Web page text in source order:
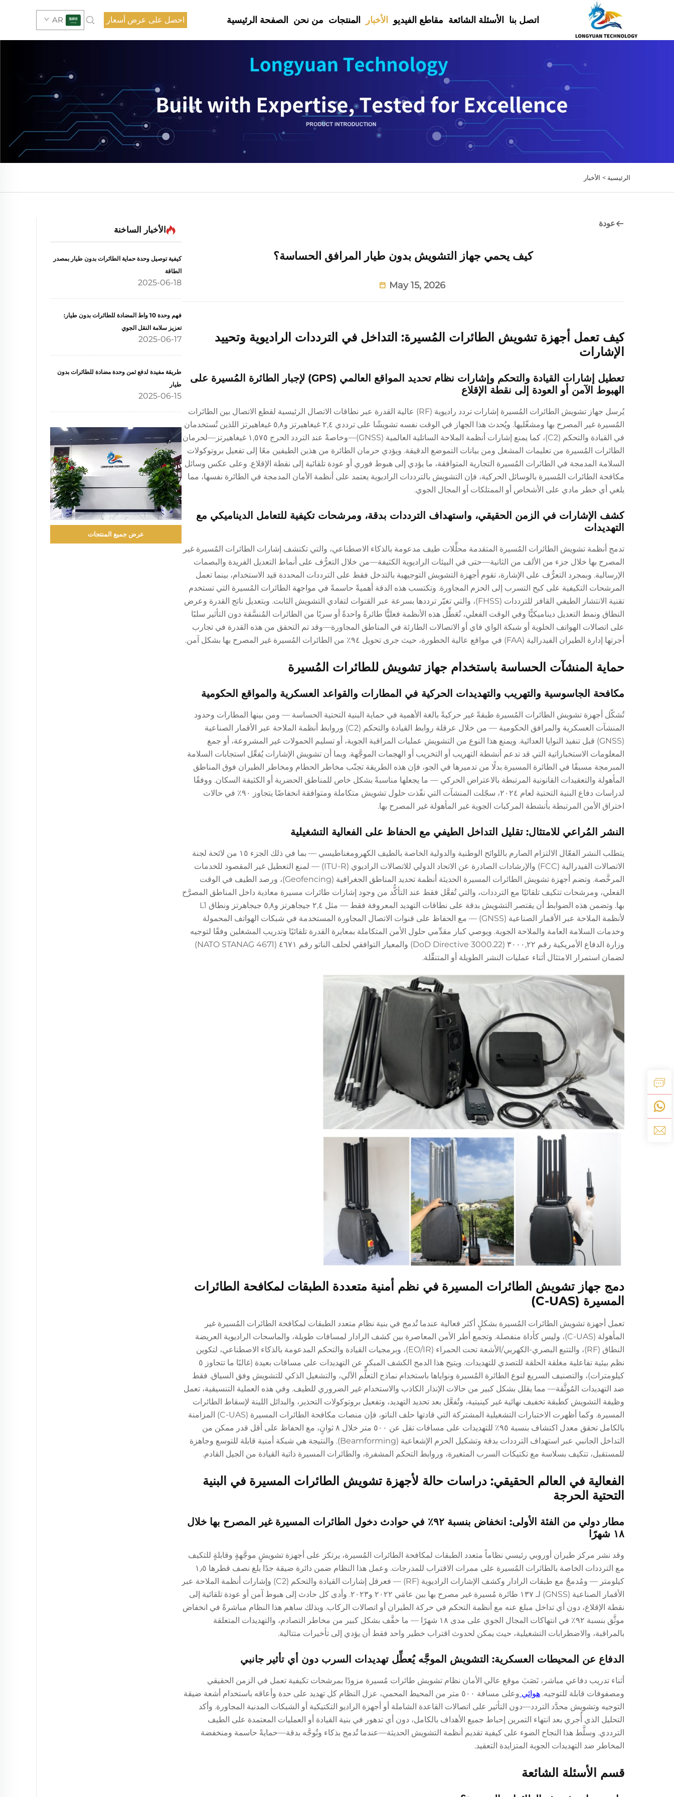
الصفحة الرئيسية من نحن المنتجات الأخبار مقاطع الفيديو الأسئلة الشائعة اتصل بنا احصل على عرض أسعار AR
الرئيسية > الأخبار
عودة
كيف يحمي جهاز التشويش بدون طيار المرافق الحساسة؟
May 15, 2026
كيف تعمل أجهزة تشويش الطائرات المُسيرة: التداخل في الترددات الراديوية وتحييد
الإشارات
تعطيل إشارات القيادة والتحكم وإشارات نظام تحديد المواقع العالمي (GPS) لإجبار الطائرة المُسيرة على
الهبوط الآمن أو العودة إلى نقطة الإقلاع
يُرسل جهاز تشويش الطائرات المُسيرة إشارات تردد راديوية (RF) عالية القدرة عبر نطاقات الاتصال الرئيسية لقطع الاتصال بين الطائرات
المُسيرة غير المصرح بها ومشغّليها. ويُحدث هذا الجهاز في الوقت نفسه تشويشًا على ترددي ٢,٤ غيغاهيرتز و٥,٨ غيغاهيرتز اللذين تُستخدمان
في القيادة والتحكم (C2)، كما يمنع إشارات أنظمة الملاحة الساتلية العالمية (GNSS)—وخاصةً عند التردد الحرج ١,٥٧٥ غيغاهيرتز—لحرمان
الطائرات المُسيرة من تعليمات المشغل ومن بيانات التموضع الدقيقة. ويؤدي حرمان الطائرة من هذين الطيفين معًا إلى تفعيل بروتوكولات
السلامة المدمجة في الطائرات المُسيرة التجارية المتوافقة، ما يؤدي إلى هبوط فوري أو عودة تلقائية إلى نقطة الإقلاع. وعلى عكس وسائل
مكافحة الطائرات المُسيرة بالوسائل الحركية، فإن التشويش بالترددات الراديوية يعتمد على أنظمة الأمان المدمجة في الطائرة نفسها، مما
يلغي أي خطر مادي على الأشخاص أو الممتلكات أو المجال الجوي.
كشف الإشارات في الزمن الحقيقي، واستهداف الترددات بدقة، ومرشحات تكيفية للتعامل الديناميكي مع
التهديدات
تدمج أنظمة تشويش الطائرات المُسيرة المتقدمة محلِّلات طيف مدعومة بالذكاء الاصطناعي، والتي تكتشف إشارات الطائرات المُسيرة غير
المصرح بها خلال جزء من الألف من الثانية—حتى في البيئات الراديوية الكثيفة—من خلال التعرُّف على أنماط التعديل الفريدة والبصمات
الإرسالية. وبمجرد التعرُّف على الإشارة، تقوم أجهزة التشويش التوجيهية بالتدخل فقط على الترددات المحددة قيد الاستخدام، بينما تعمل
المرشحات التكيفية على كبح التسرب إلى الحزم المجاورة. وتكتسب هذه الدقة أهميةً حاسمةً في مواجهة الطائرات المُسيرة التي تستخدم
تقنية الانتشار الطيفي القافز للترددات (FHSS)، والتي تغيّر ترددها بسرعة عبر القنوات لتفادي التشويش الثابت. وبتعديل ناتج القدرة وعرض
النطاق ونمط التعديل ديناميكيًّا وفي الوقت الفعلي، تُعَطِّل هذه الأنظمة فعليًّا طائرةً واحدةً أو سربًا من الطائرات المُنسَّقة دون التأثير سلبًا
على اتصالات الهواتف الخلوية أو شبكة الواي فاي أو الاتصالات الطارئة في المناطق المجاورة—وقد تم التحقق من هذه القدرة في تجارب
أجرتها إدارة الطيران الفيدرالية (FAA) في مواقع عالية الخطورة، حيث جرى تحويل ٩٤٪ من الطائرات المُسيرة غير المصرح بها بشكل آمن.
حماية المنشآت الحساسة باستخدام جهاز تشويش للطائرات المُسيرة
مكافحة الجاسوسية والتهريب والتهديدات الحركية في المطارات والقواعد العسكرية والمواقع الحكومية
تُشكّل أجهزة تشويش الطائرات المُسيرة طبقةً غير حركيةً بالغة الأهمية في حماية البنية التحتية الحساسة — ومن بينها المطارات وحدود
المنشآت العسكرية والمرافق الحكومية — من خلال عرقلة روابط القيادة والتحكم (C2) وروابط أنظمة الملاحة عبر الأقمار الصناعية
(GNSS) قبل تنفيذ النوايا العدائية. ويمنع هذا النوع من التشويش عمليات المراقبة الجوية، أو تسليم الحمولات غير المشروعة، أو جمع
المعلومات الاستخباراتية التي قد تدعم أنشطة التهريب أو التخريب أو الهجمات الموجَّهة. وبما أن تشويش الإشارات يُفعِّل استجابات السلامة
المبرمجة مسبقًا في الطائرة المسيرة بدلًا من تدميرها في الجو، فإن هذه الطريقة تجنّب مخاطر الحطام ومخاطر الطيران فوق المناطق
المأهولة والتعقيدات القانونية المرتبطة بالاعتراض الحركي — ما يجعلها مناسبةً بشكل خاص للمناطق الحضرية أو الكثيفة السكان. ووفقًا
لدراسات دفاع البنية التحتية لعام ٢٠٢٤، سجّلت المنشآت التي نفّذت حلول تشويش متكاملة ومتوافقة انخفاضًا يتجاوز ٩٠٪ في حالات
اختراق الأمن المرتبطة بأنشطة المركبات الجوية غير المأهولة غير المصرح بها.
النشر المُراعي للامتثال: تقليل التداخل الطيفي مع الحفاظ على الفعالية التشغيلية
يتطلب النشر الفعّال الالتزام الصارم باللوائح الوطنية والدولية الخاصة بالطيف الكهرومغناطيسي — بما في ذلك الجزء ١٥ من لائحة لجنة
الاتصالات الفيدرالية (FCC) والإرشادات الصادرة عن الاتحاد الدولي للاتصالات الراديوي (ITU-R) — لمنع التعطيل غير المقصود للخدمات
المرخَّصة. وتضم أجهزة تشويش الطائرات المسيرة الحديثة أنظمة تحديد المناطق الجغرافية (Geofencing)، ورصد الطيف في الوقت
الفعلي، ومرشحات تتكيف تلقائيًا مع الترددات، والتي تُفعَّل فقط عند التأكُّد من وجود إشارات طائرات مسيرة معادية داخل المناطق المصرَّح
بها. وتضمن هذه الضوابط أن يقتصر التشويش بدقة على نطاقات التهديد المعروفة فقط — مثل ٢,٤ جيجاهرتز و٥,٨ جيجاهرتز ونطاق L1
لأنظمة الملاحة عبر الأقمار الصناعية (GNSS) — مع الحفاظ على قنوات الاتصال المجاورة المستخدمة في شبكات الهواتف المحمولة
وخدمات السلامة العامة والملاحة الجوية. ويوصي كبار مقدِّمي حلول الأمن المتكاملة بمعايرة القدرة تلقائيًا وتدريب المشغلين وفقًا لتوجيه
وزارة الدفاع الأمريكية رقم ٣٠٠٠,٢٢ (DoD Directive 3000.22) والمعيار التوافقي لحلف الناتو رقم ٤٦٧١ (NATO STANAG 4671)
لضمان استمرار الامتثال أثناء عمليات النشر الطويلة أو المتنقِّلة.
دمج جهاز تشويش الطائرات المسيرة في نظم أمنية متعددة الطبقات لمكافحة الطائرات
المسيرة (C-UAS)
تعمل أجهزة تشويش الطائرات المُسيرة بشكلٍ أكثر فعالية عندما تُدمج في بنية نظام متعدد الطبقات لمكافحة الطائرات المُسيرة غير
المأهولة (C-UAS)، وليس كأداة منفصلة. وتجمع أطر الأمن المعاصرة بين كشف الرادار لمسافات طويلة، والماسحات الراديوية العريضة
النطاق (RF)، والتتبع البصري-الكهربي/الأشعة تحت الحمراء (EO/IR)، وبرمجيات القيادة والتحكم المدعومة بالذكاء الاصطناعي، لتكوين
نظم بيئية تفاعلية مغلقة الحلقة للتصدي للتهديدات. ويتيح هذا الدمج الكشف المبكر عن التهديدات على مسافات بعيدة (غالبًا ما تتجاوز ٥
كيلومترات)، والتصنيف السريع لنوع الطائرة المُسيرة ونواياها باستخدام نماذج التعلُّم الآلي، والتشغيل الذكي للتشويش وفق السياق. فقط
ضد التهديدات المُوثَّقة— مما يقلل بشكل كبير من حالات الإنذار الكاذب والاستخدام غير الضروري للطيف. وفي هذه العملية التنسيقية، تعمل
وظيفة التشويش كطبقة تخفيف نهائية غير كينيتية، وتُفعَّل بعد تحديد التهديد، وتفعيل بروتوكولات التحذير، والبدائل اللينة لإسقاط الطائرات
المسيرة. وكما أظهرت الاختبارات التشغيلية المشتركة التي قادتها حلف الناتو، فإن منصات مكافحة الطائرات المسيرة (C-UAS) المزامنة
بالكامل تحقق معدل اكتشاف بنسبة ٩٥٪ للتهديدات على مسافات تقل عن ٥٠٠ متر خلال ٨ ثوانٍ، مع الحفاظ على أقل قدر ممكن من
التداخل الجانبي عبر استهداف الترددات بدقة وتشكيل الحزم الإشعاعية (Beamforming). والنتيجة هي شبكة أمنية قابلة للتوسع وجاهزة
للمستقبل، تتكيف بسلاسة مع تكتيكات السرب المتغيرة، وروابط التحكم المشفرة، والطائرات المسيرة ذاتية القيادة من الجيل القادم.
الفعالية في العالم الحقيقي: دراسات حالة لأجهزة تشويش الطائرات المسيرة في البنية
التحتية الحرجة
مطار دولي من الفئة الأولى: انخفاض بنسبة ٩٢٪ في حوادث دخول الطائرات المسيرة غير المصرح بها خلال
١٨ شهرًا
وقد نشر مركز طيران أوروبي رئيسي نظاماً متعدد الطبقات لمكافحة الطائرات المُسيرة، يرتكز على أجهزة تشويشٍ موجَّهةٍ وقابلةٍ للتكيف
مع الترددات الخاصة بالطائرات المُسيرة على ممرات الاقتراب للمدرجات. وعمل هذا النظام ضمن دائرة ضيقة جدًا بلغ نصف قطرها ١٫٥
كيلومتر — ومُدمجٌ مع طبقات الرادار وكشف الإشارات الراديوية (RF) — فعرقل إشارات القيادة والتحكم (C2) وإشارات أنظمة الملاحة عبر
الأقمار الصناعية (GNSS) لـ ١٣٧ طائرة مُسيرة غير مصرح بها بين عامَي ٢٠٢٢ و٢٠٢٣. وأدى كل حادث إلى هبوط آمن أو عودة تلقائية إلى
نقطة الإقلاع، دون أي تداخل مبلغ عنه مع أنظمة التحكم في حركة الطيران أو اتصالات الركاب. وبذلك ساهم هذا النظام مباشرةً في انخفاض
موثَّق بنسبة ٩٢٪ في انتهاكات المجال الجوي على مدى ١٨ شهرًا — ما خفَّف بشكل كبير من مخاطر التصادم، والتهديدات المتعلقة
بالمراقبة، والاضطرابات التشغيلية، حيث يمكن لحدوث اقتراب خطير واحد فقط أن يؤدي إلى تأخيرات متتالية.
الدفاع عن المحيطات العسكرية: التشويش الموجَّه يُعطِّل تهديدات السرب دون أي تأثير جانبي
أثناء تدريب دفاعي مباشر، نَصَبَ موقع عالي الأمان نظام تشويش طائرات مُسيرة مزودًا بمرشحات تكيفية تعمل في الزمن الحقيقي
ومصفوفات قابلة للتوجيه. هوائي
وعلى مسافة ٥٠٠ متر من المحيط المحمي، عزل النظام كل تهديد على حدة وأعاقه باستخدام أشعة ضيقة
التوجيه وتشويش محدَّد التردد—دون التأثير على اتصالات القاعدة الشاملة أو أجهزة الراديو التكتيكية أو الشبكات المدنية المجاورة. وأكد
التحليل الذي أُجري بعد انتهاء التمرين إحباط جميع الأهداف بالكامل، دون أي تدهور في بنية القيادة أو العمليات المعتمدة على الطيف
الترددي. وسلَّط هذا النجاح الضوء على كيفية تقديم أنظمة التشويش الحديثة—عندما تُدمج بذكاء وتُوجَّه بدقة—حمايةً حاسمة ومنخفضة
المخاطر ضد التهديدات الجوية المتزايدة التعقيد.
قسم الأسئلة الشائعة
الأخبار الساخنة
كيفية توصيل وحدة حماية الطائرات بدون طيار بمصدر
الطاقة
2025-06-18
فهم وحدة 10 واط المضادة للطائرات بدون طيار:
تعزيز سلامة النقل الجوي
2025-06-17
طريقة مفيدة لدفع ثمن وحدة مضادة للطائرات بدون
طيار
2025-06-15
عرض جميع المنتجات